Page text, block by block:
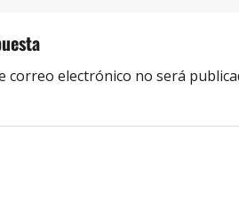
correo electrónico no será